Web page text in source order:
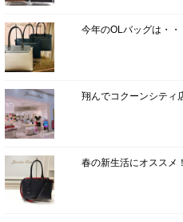
今年のOLバッグは・・
翔んでコクーンシティ
春の新生活にオススメ